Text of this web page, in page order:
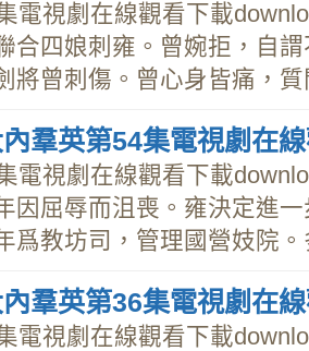
電視劇在線觀看下載
合四娘刺雍。曾婉拒，自
將曾刺傷。曾心身皆痛，
羣英第54集電視劇在
電視劇在線觀看下載
因屈辱而沮喪。雍決定進
爲教坊司，管理國營妓院
羣英第36集電視劇在
電視劇在線觀看下載